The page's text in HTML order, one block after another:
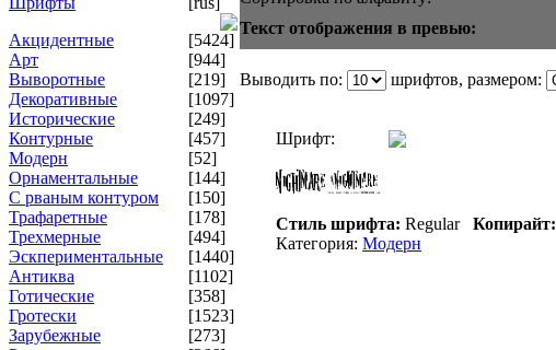
Акцидентные
[5424]
Арт
[944]
Выворотные
[219]
Декоративные
[1097]
Исторические
[249]
Контурные
[457]
Модерн
[52]
Орнаментальные
[144]
С рваным контуром
[150]
Трафаретные
[178]
Трехмерные
[494]
Эскпериментальные
[1440]
Антиква
[1102]
Готические
[358]
Гротески
[1523]
Зарубежные
[273]
Текст отображения в превью:
Выводить по: шрифтов, размером:
Шрифт:
Стиль шрифта: Regular Копирайт:
Категория: Модерн